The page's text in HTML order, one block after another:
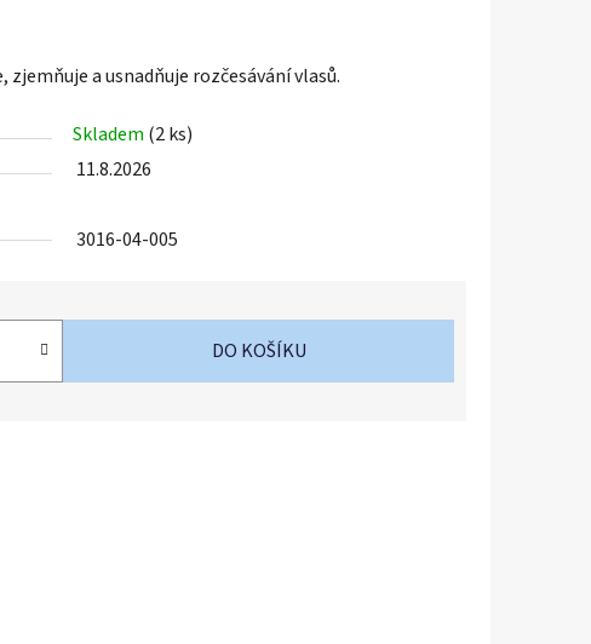
zjemňuje a usnadňuje rozčesávání vlasů.
Skladem (2 ks)
11.8.2026
3016-04-005
DO KOŠÍKU